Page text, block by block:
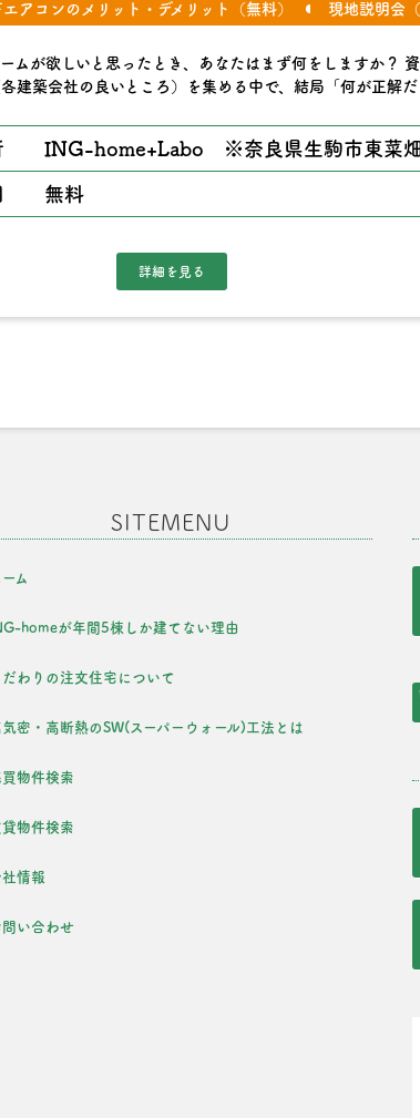
エアコンのメリット・デメリット（無料） 現地説明会（
ムが欲しいと思ったとき、あなたはまず何をしますか？
建築会社の良いところ）を集める中で、結局「何が正解
ING-home+Labo ※奈良県生駒市東菜
無料
SITEMENU
ム
homeが年間5棟しか建てない理由
だわりの注文住宅について
気密・高断熱のSW(スーパーウォール)工法とは
買物件検索
物件検索
社情報
問い合わせ